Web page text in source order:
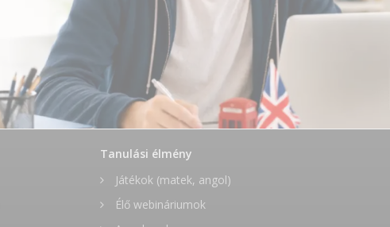
Tanulási élmény
Játékok (matek, angol)
Élő webináriumok